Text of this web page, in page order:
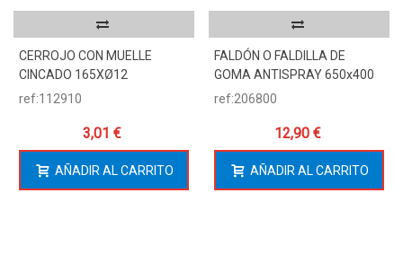
CERROJO CON MUELLE
CINCADO 165XØ12
ref:112910
3,01 €
AÑADIR AL CARRITO
FALDÓN O FALDILLA DE
GOMA ANTISPRAY 650x400
ref:206800
12,90 €
AÑADIR AL CARRITO